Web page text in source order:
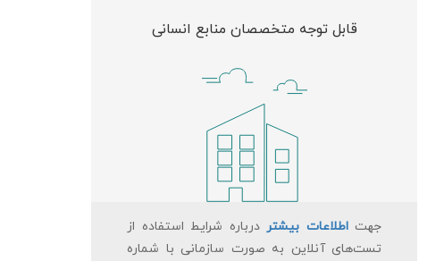
قابل توجه متخصصان منابع انسانی
جهتاطلاعات بیشتر درباره شرایط استفاده از
تست‌های آنلاین به صورت سازمانی با شماره